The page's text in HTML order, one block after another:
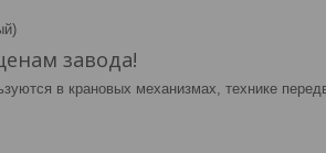
завода!
в крановых механизмах, технике